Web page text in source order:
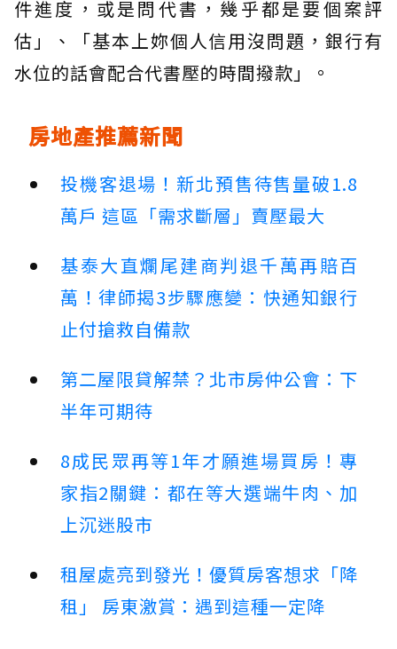
件進度，或是問代書，幾乎都是要個案評
估」、「基本上妳個人信用沒問題，銀行有
水位的話會配合代書壓的時間撥款」。
房地產推薦新聞
投機客退場！新北預售待售量破1.8
萬戶 這區「需求斷層」賣壓最大
基泰大直爛尾建商判退千萬再賠百
萬！律師揭3步驟應變：快通知銀行
止付搶救自備款
第二屋限貸解禁？北市房仲公會：下
半年可期待
8成民眾再等1年才願進場買房！專
家指2關鍵：都在等大選端牛肉、加
上沉迷股市
租屋處亮到發光！優質房客想求「降
租」 房東激賞：遇到這種一定降